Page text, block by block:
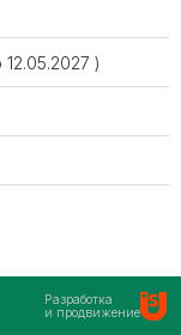
)
Разработка
и продвижение